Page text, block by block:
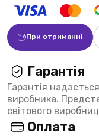
При отриманні
Гарантія
Гарантія
виробника.
світового
Оплата